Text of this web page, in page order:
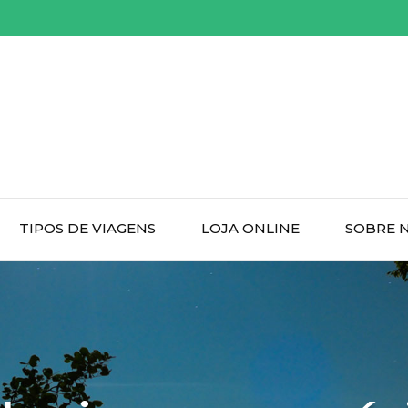
TIPOS DE VIAGENS LOJA ONLINE SOBRE